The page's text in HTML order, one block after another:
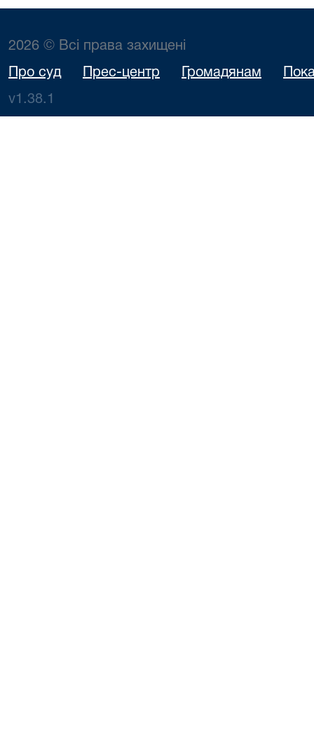
2026 © Всі права захищені
Про суд Прес-центр Громадянам
v1.38.1